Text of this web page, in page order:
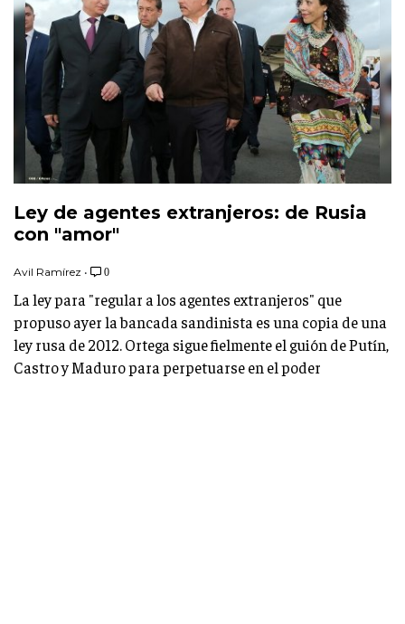
Ley de agentes extranjeros: de Rusia
con "amor"
Avil Ramírez • 0
La ley para "regular a los agentes extranjeros" que
propuso ayer la bancada sandinista es una copia de una
ley rusa de 2012. Ortega sigue fielmente el guión de Putín,
Castro y Maduro para perpetuarse en el poder